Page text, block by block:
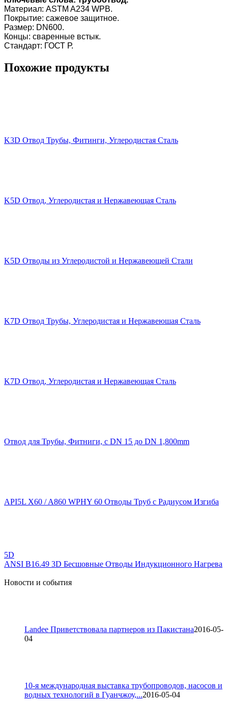
Материал: ASTM A234 WPB.
Покрытие: сажевое защитное.
Размер: DN600.
Концы: сваренные встык.
Стандарт: ГОСТ Р.
Похожие продукты
K3D Отвод Трубы, Фитинги, Углеродистая Сталь
K5D Отвод, Углеродистая и Нержавеющая Сталь
K5D Отводы из Углеродистой и Нержавеющей Стали
K7D Отвод Трубы, Углеродистая и Нержавеюшая Сталь
K7D Отвод, Углеродистая и Нержавеющая Сталь
Отвод для Трубы, Фитниги, с DN 15 до DN 1,800mm
API5L X60 / A860 WPHY 60 Отводы Труб с Радиусом Изгиба
5D
ANSI B16.49 3D Бесшовные Отводы Индукционного Нагрева
Новости и события
Landee Приветствовала партнеров из Пакистана2016-05-
04
10-я международная выставка трубопроводов, насосов и
водных технологий в Гуанчжоу,...2016-05-04